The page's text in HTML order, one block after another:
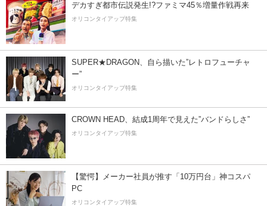
デカすぎ都市伝説発生!?ファミマ45％増量作戦再来
オリコンタイアップ特集
SUPER★DRAGON、自ら描いた”レトロフューチャ
ー”
オリコンタイアップ特集
CROWN HEAD、結成1周年で見えた”バンドらしさ”
オリコンタイアップ特集
【驚愕】メーカー社員が推す「10万円台」神コスパ
PC
オリコンタイアップ特集